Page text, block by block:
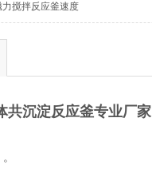
搅拌反应釜速度
共沉淀反应釜专业厂家